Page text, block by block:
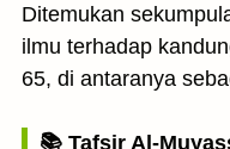
Ditemukan
ilmu terhadap
65, di antaranya
📚 Tafsir Al-